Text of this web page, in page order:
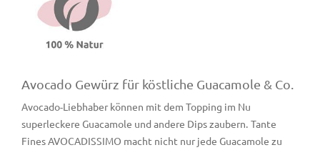
Avocado Gewürz für köstliche Guacamole & Co.
Avocado-Liebhaber können mit dem Topping im Nu
superleckere Guacamole und andere Dips zaubern. Tante
Fines AVOCADISSIMO macht nicht nur jede Guacamole zu